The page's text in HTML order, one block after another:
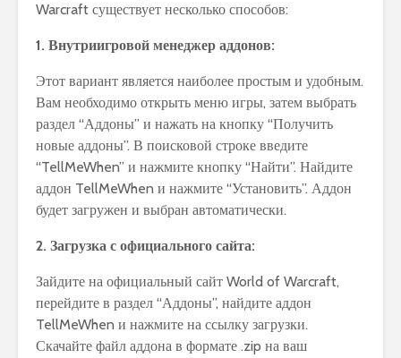
Warcraft существует несколько способов:
1. Внутриигровой менеджер аддонов:
Этот вариант является наиболее простым и удобным.
Вам необходимо открыть меню игры, затем выбрать
раздел “Аддоны” и нажать на кнопку “Получить
новые аддоны”. В поисковой строке введите
“TellMeWhen” и нажмите кнопку “Найти”. Найдите
аддон TellMeWhen и нажмите “Установить”. Аддон
будет загружен и выбран автоматически.
2. Загрузка с официального сайта:
Зайдите на официальный сайт World of Warcraft,
перейдите в раздел “Аддоны”, найдите аддон
TellMeWhen и нажмите на ссылку загрузки.
Скачайте файл аддона в формате .zip на ваш